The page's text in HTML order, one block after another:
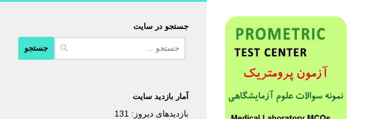
جستجو در سایت
آمار بازدید سایت
بازدیدهای دیروز: 131